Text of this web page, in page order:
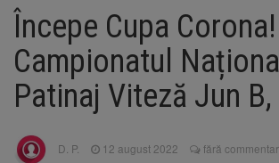
fostului complex Duplex 91, de lângă Piața
Star
8 august 2026
Ungaria renunță la apelul
pentru reducerea consumului de energie.
Nivelul Dunării a început să crească
8 august 2026
Asociația Română pentru
Iluminat cere reducerea luminii pe timpul
nopții, nu oprirea iluminatului public
7 august 2026
Trafic blocat pe DN1E
Începe Cupa Corona!
Campionatul
Patinaj Viteză Jun B,
D. P. 12 august 2022 fără